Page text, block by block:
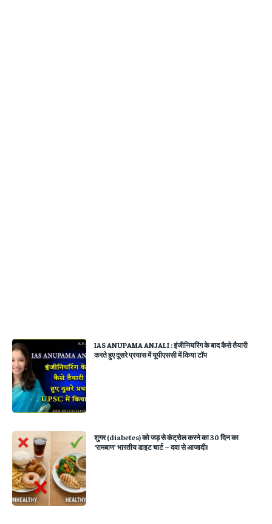
IAS ANUPAMA ANJALI : इंजीनियरिंग के बाद कैसे तैयारी
करते हुए दूसरे प्रयास में यूपीएससी में किया टॉप
शुगर (diabetes) को जड़ से कंट्रोल करने का 30 दिन का
‘रामबाण’ भारतीय डाइट चार्ट – दवा से आजादी!